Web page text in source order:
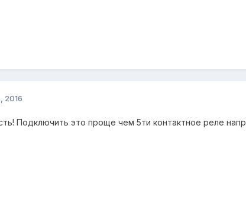
2016
Подключить это проще чем 5ти контактное реле